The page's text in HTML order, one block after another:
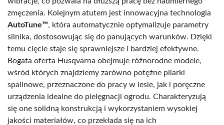
zmęczenia. Kolejnym atutem jest innowacyjna technologia
AutoTune™, która automatycznie optymalizuje parametry
silnika, dostosowując się do panujących warunków. Dzięki
temu cięcie staje się sprawniejsze i bardziej efektywne.
Bogata oferta Husqvarna obejmuje różnorodne modele,
wśród których znajdziemy zarówno potężne pilarki
spalinowe, przeznaczone do pracy w lesie, jak i poręczne
urządzenia idealne do pielęgnacji ogrodu. Charakteryzują
się one solidną konstrukcją i wykorzystaniem wysokiej
jakości materiałów, co przekłada się na ich